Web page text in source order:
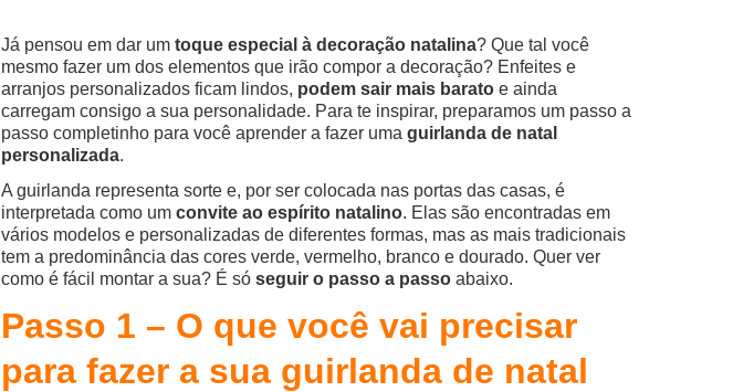
Já pensou em dar um toque especial à decoração natalina? Que tal você
mesmo fazer um dos elementos que irão compor a decoração? Enfeites e
arranjos personalizados ficam lindos, podem sair mais barato e ainda
carregam consigo a sua personalidade. Para te inspirar, preparamos um passo a
passo completinho para você aprender a fazer uma guirlanda de natal
personalizada.
A guirlanda representa sorte e, por ser colocada nas portas das casas, é
interpretada como um convite ao espírito natalino. Elas são encontradas em
vários modelos e personalizadas de diferentes formas, mas as mais tradicionais
tem a predominância das cores verde, vermelho, branco e dourado. Quer ver
como é fácil montar a sua? É só seguir o passo a passo abaixo.
Passo 1 – O que você vai precisar
para fazer a sua guirlanda de natal